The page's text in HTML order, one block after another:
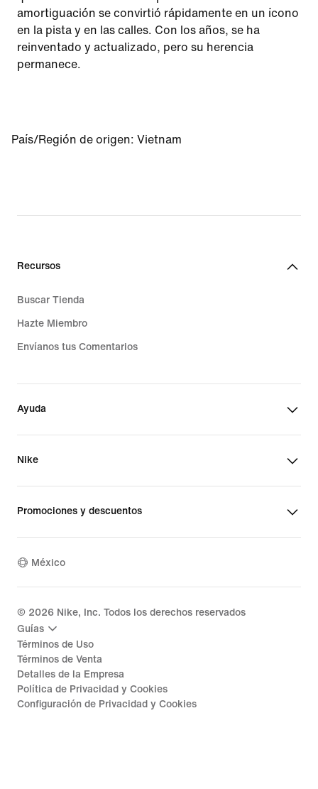
amortiguación se convirtió rápidamente en un ícono
en la pista y en las calles. Con los años, se ha
reinventado y actualizado, pero su herencia
permanece.
País/Región de origen: Vietnam
Recursos
Buscar Tienda
Hazte Miembro
Envíanos tus Comentarios
Ayuda
Nike
Promociones y descuentos
México
© 2026 Nike, Inc. Todos los derechos reservados
Guías
Términos de Uso
Términos de Venta
Detalles de la Empresa
Política de Privacidad y Cookies
Configuración de Privacidad y Cookies